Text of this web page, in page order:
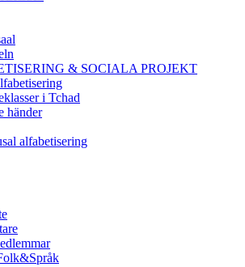
& SOCIALA PROJEKT
i Tchad
händer
alfabetisering